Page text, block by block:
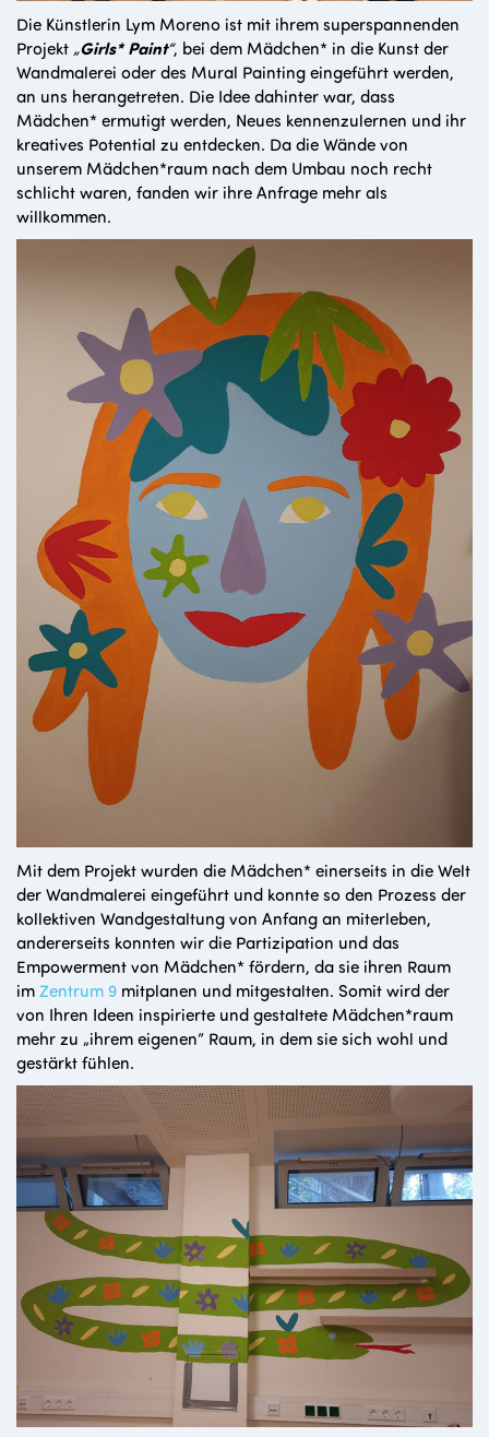
Die Künstlerin Lym Moreno ist mit ihrem superspannenden
Projekt „Girls* Paint“, bei dem Mädchen* in die Kunst der
Wandmalerei oder des Mural Painting eingeführt werden,
an uns herangetreten. Die Idee dahinter war, dass
Mädchen* ermutigt werden, Neues kennenzulernen und ihr
kreatives Potential zu entdecken. Da die Wände von
unserem Mädchen*raum nach dem Umbau noch recht
schlicht waren, fanden wir ihre Anfrage mehr als
willkommen.
Mit dem Projekt wurden die Mädchen* einerseits in die Welt
der Wandmalerei eingeführt und konnte so den Prozess der
kollektiven Wandgestaltung von Anfang an miterleben,
andererseits konnten wir die Partizipation und das
Empowerment von Mädchen* fördern, da sie ihren Raum
imZentrum 9 mitplanen und mitgestalten. Somit wird der
von Ihren Ideen inspirierte und gestaltete Mädchen*raum
mehr zu „ihrem eigenen“ Raum, in dem sie sich wohl und
gestärkt fühlen.